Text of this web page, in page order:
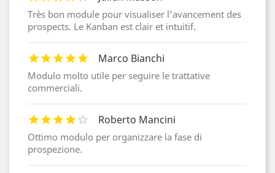
Très bon module pour visualiser l’avancement des
prospects. Le Kanban est clair et intuitif.
Marco Bianchi
Modulo molto utile per seguire le trattative
commerciali.
Roberto Mancini
Ottimo modulo per organizzare la fase di
prospezione.